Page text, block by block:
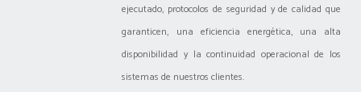
ejecutado, protocolos de seguridad y de calidad que
garanticen, una eficiencia energética, una alta
disponibilidad y la continuidad operacional de los
sistemas de nuestros clientes.